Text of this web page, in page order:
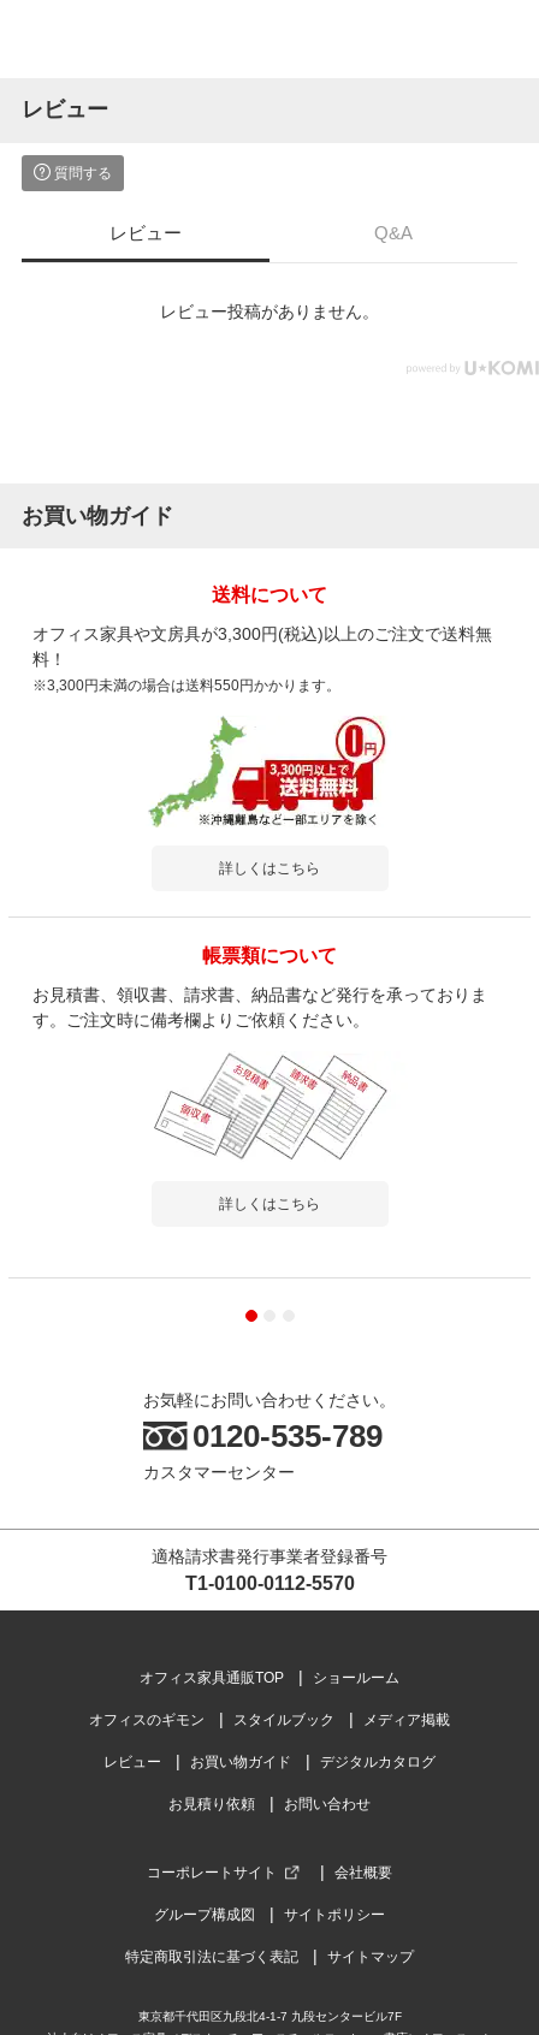
レビュー
質問する
レビュー Q&A
レビュー投稿がありません。
お買い物ガイド
送料について
オフィス家具や文房具が3,300円(税込)以上のご注文で送料無
料！
※3,300円未満の場合は送料550円かかります。
詳しくはこちら
帳票類について
お見積書、領収書、請求書、納品書など発行を承っておりま
す。ご注文時に備考欄よりご依頼ください。
詳しくはこちら
お気軽にお問い合わせください。
0120-535-789
カスタマーセンター
適格請求書発行事業者登録番号
T1-0100-0112-5570
オフィス家具通販TOP ショールーム
オフィスのギモン スタイルブック メディア掲載
レビュー お買い物ガイド デジタルカタログ
お見積り依頼 お問い合わせ
コーポレートサイト 会社概要
グループ構成図 サイトポリシー
特定商取引法に基づく表記 サイトマップ
東京都千代田区九段北4-1-7 九段センタービル7F